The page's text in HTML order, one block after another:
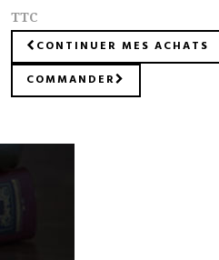
TTC
CONTINUER MES ACHATS
COMMANDER